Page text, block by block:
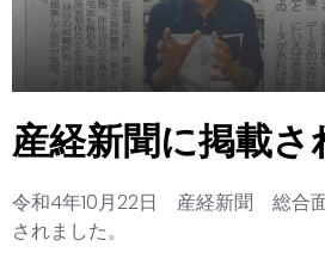
産経新聞に掲載さ
令和4年10月22日 産経新聞 総合
されました。